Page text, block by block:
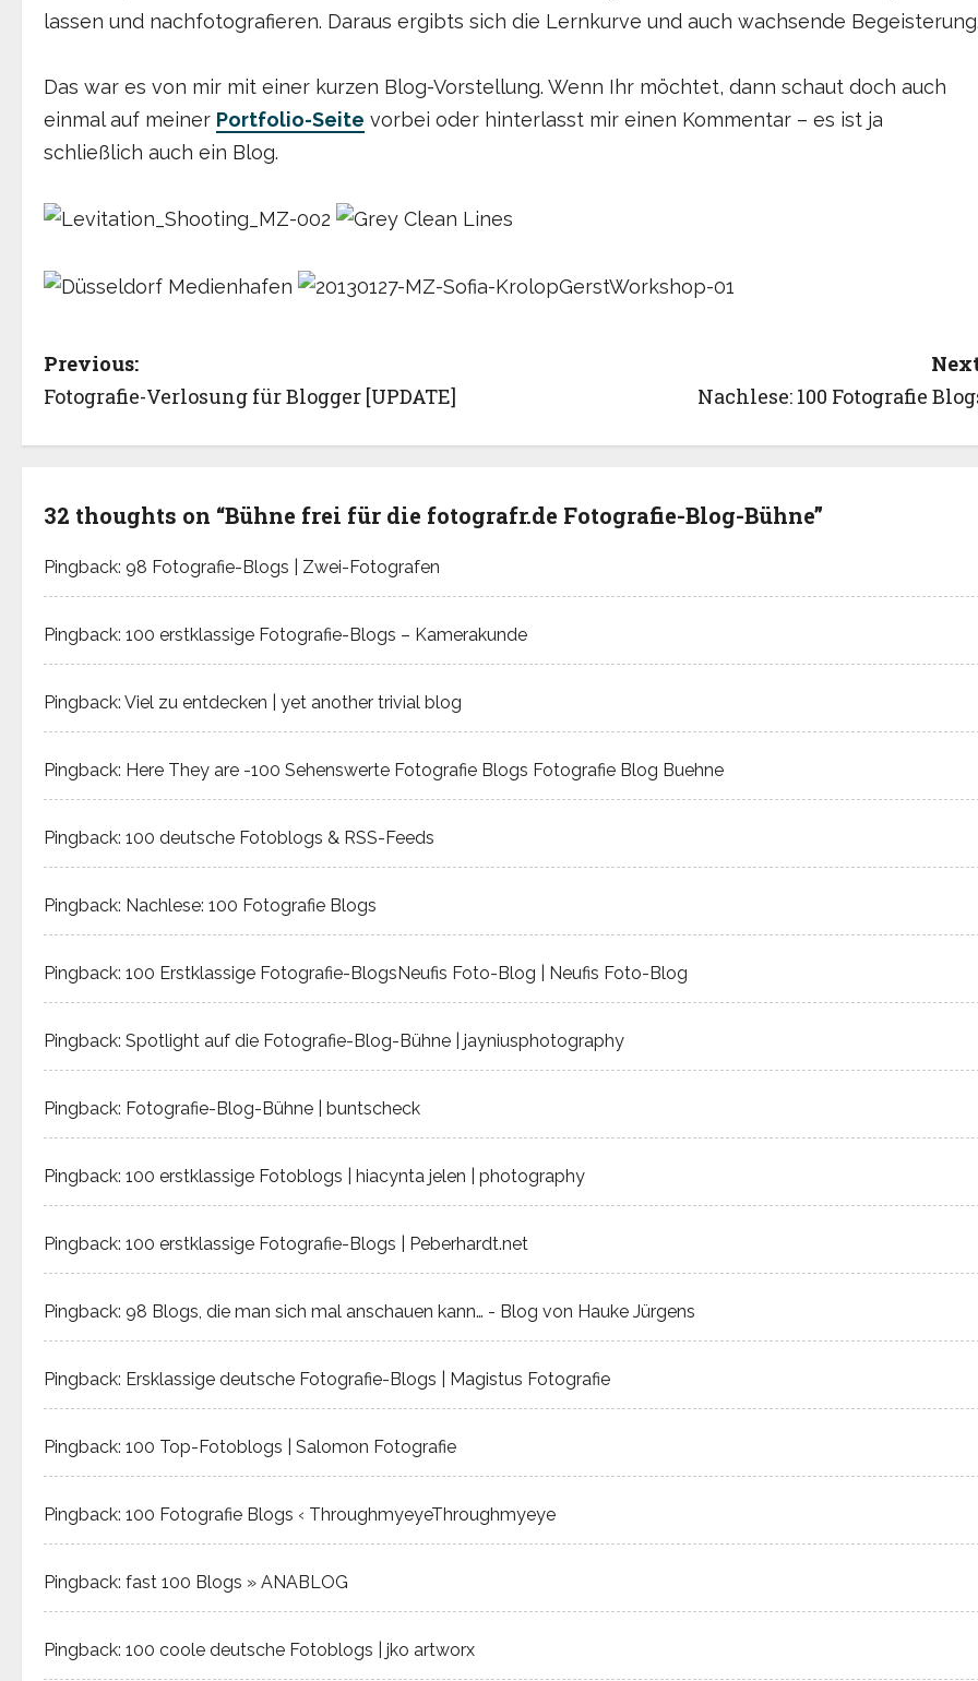
lassen und nachfotografieren. Daraus ergibts sich die Lernkurve und auch wachsende
Das war es von mir mit einer kurzen Blog-Vorstellung. Wenn Ihr möchtet, dann schaut doch auch
einmal auf meiner Portfolio-Seite vorbei oder hinterlasst mir einen Kommentar – es ist ja
schließlich auch ein Blog.
P
o
s
t
n
a
v
i
g
a
t
i
o
n
Previous:
Fotografie-Verlosung für Blogger [UPDATE]
Nachlese: 100 Fotografie
32 thoughts on “Bühne frei für die fotografr.de Fotografie-Blog-Bühne”
Pingback: 98 Fotografie-Blogs | Zwei-Fotografen
Pingback: 100 erstklassige Fotografie-Blogs – Kamerakunde
Pingback: Viel zu entdecken | yet another trivial blog
Pingback: Here They are -100 Sehenswerte Fotografie Blogs Fotografie Blog Buehne
Pingback: 100 deutsche Fotoblogs & RSS-Feeds
Pingback: Nachlese: 100 Fotografie Blogs
Pingback: 100 Erstklassige Fotografie-BlogsNeufis Foto-Blog | Neufis Foto-Blog
Pingback: Spotlight auf die Fotografie-Blog-Bühne | jayniusphotography
Pingback: Fotografie-Blog-Bühne | buntscheck
Pingback: 100 erstklassige Fotoblogs | hiacynta jelen | photography
Pingback: 100 erstklassige Fotografie-Blogs | Peberhardt.net
Pingback: 98 Blogs, die man sich mal anschauen kann… - Blog von Hauke Jürgens
Pingback: Ersklassige deutsche Fotografie-Blogs | Magistus Fotografie
Pingback: 100 Top-Fotoblogs | Salomon Fotografie
Pingback: 100 Fotografie Blogs ‹ ThroughmyeyeThroughmyeye
Pingback: fast 100 Blogs » ANABLOG
Pingback: 100 coole deutsche Fotoblogs | jko artworx